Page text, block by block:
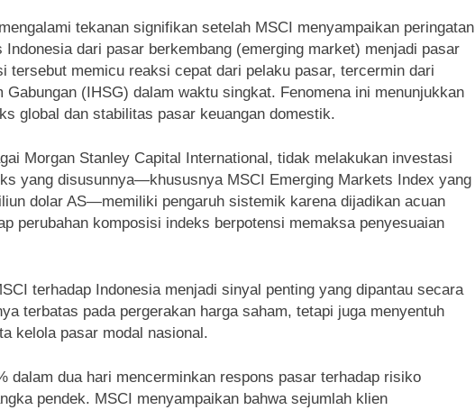
tekanan signifikan setelah MSCI menyampaikan peringatan
dari pasar berkembang (emerging market) menjadi pasar
tersebut memicu reaksi cepat dari pelaku pasar, tercermin dari
Gabungan (IHSG) dalam waktu singkat. Fenomena ini menunjukkan
global dan stabilitas pasar keuangan domestik.
Morgan Stanley Capital International, tidak melakukan investasi
yang disusunnya—khususnya MSCI Emerging Markets Index yang
dolar AS—memiliki pengaruh sistemik karena dijadikan acuan
perubahan komposisi indeks berpotensi memaksa penyesuaian
terhadap Indonesia menjadi sinyal penting yang dipantau secara
terbatas pada pergerakan harga saham, tetapi juga menyentuh
kelola pasar modal nasional.
dalam dua hari mencerminkan respons pasar terhadap risiko
pendek. MSCI menyampaikan bahwa sejumlah klien